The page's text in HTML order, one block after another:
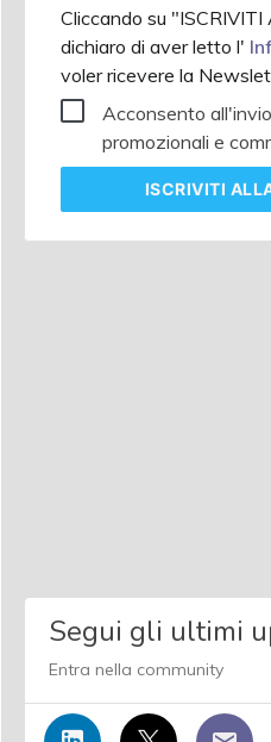
Cliccando su
dichiaro di aver letto l'
voler ricevere la
Acconsento
promozionali e
ISCRIVITI
Segui gli ultimi
Entra nella community